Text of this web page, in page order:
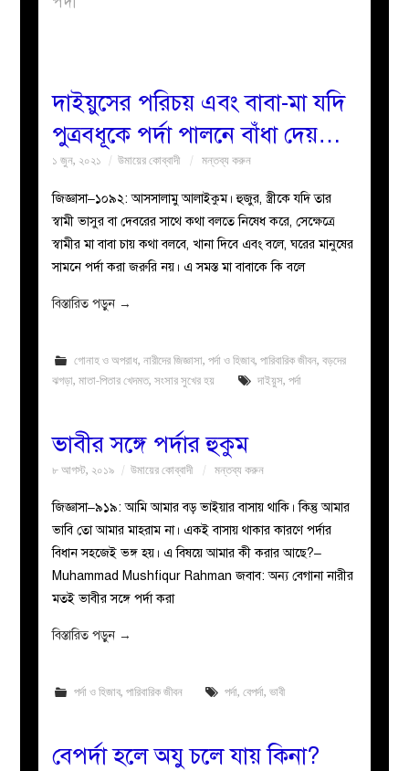
নারীদের
পাতা
মজলিস
প্রশ্ন
দাইয়ুসের পরিচয় এবং বাবা-মা যদি
পুত্রবধূকে পর্দা পালনে বাঁধা দেয়…
১ জুন, ২০২১ উমায়ের কোব্বাদী মন্তব্য করুন
জিজ্ঞাসা–১০৯২: আসসালামু আলাইকুম। হুজুর, স্ত্রীকে যদি তার
স্বামী ভাসুর বা দেবরের সাথে কথা বলতে নিষেধ করে, সেক্ষেত্রে
স্বামীর মা বাবা চায় কথা বলবে, খানা দিবে এবং বলে, ঘরের মানুষের
সামনে পর্দা করা জরুরি নয়। এ সমস্ত মা বাবাকে কি বলে
বিস্তারিত পড়ুন →
গোনাহ ও অপরাধ, নারীদের জিজ্ঞাসা, পর্দা ও হিজাব, পারিবারিক জীবন, বড়দের
ঝগড়া,মাতা-পিতার খেদমত,সংসার সুখের হয় দাইয়ুস, পর্দা
ভাবীর সঙ্গে পর্দার হুকুম
৮ আগস্ট, ২০১৯ উমায়ের কোব্বাদী মন্তব্য করুন
জিজ্ঞাসা–৯১৯: আমি আমার বড় ভাইয়ার বাসায় থাকি। কিন্তু আমার
ভাবি তো আমার মাহরাম না। একই বাসায় থাকার কারণে পর্দার
বিধান সহজেই ভঙ্গ হয়। এ বিষয়ে আমার কী করার আছে?–
Muhammad Mushfiqur Rahman জবাব: অন্য বেগানা নারীর
মতই ভাবীর সঙ্গে পর্দা করা
বিস্তারিত পড়ুন →
পর্দা ও হিজাব, পারিবারিক জীবন পর্দা, বেপর্দা, ভাবী
বেপর্দা হলে অযু চলে যায় কিনা?